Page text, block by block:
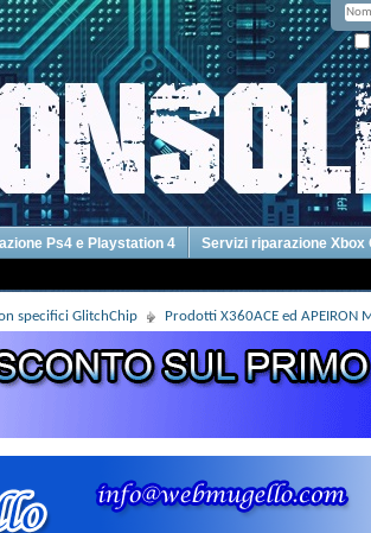
Ps4 e Playstation 4 Servizi riparazione Xbox
specifici GlitchChip Prodotti X360ACE ed APEIRON